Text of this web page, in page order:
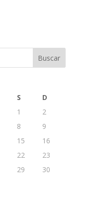
Buscar
S
D
1
2
8
9
15
16
22
23
29
30